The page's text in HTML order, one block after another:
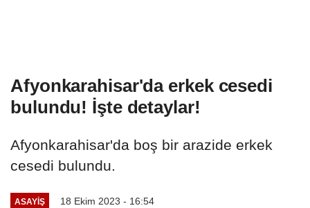
Afyonkarahisar'da erkek cesedi
bulundu! İşte detaylar!
Afyonkarahisar'da boş bir arazide erkek
cesedi bulundu.
ASAYIŞ 18 Ekim 2023 - 16:54